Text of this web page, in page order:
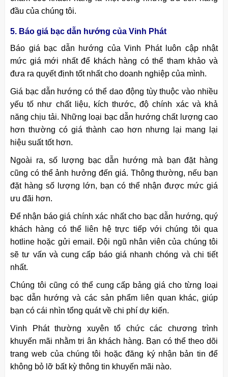
đầu của chúng tôi.
5. Báo giá bạc dẫn hướng của Vinh Phát
Báo giá bạc dẫn hướng của Vinh Phát luôn cập nhật
mức giá mới nhất để khách hàng có thể tham khảo và
đưa ra quyết định tốt nhất cho doanh nghiệp của mình.
Giá bạc dẫn hướng có thể dao động tùy thuộc vào nhiều
yếu tố như chất liệu, kích thước, độ chính xác và khả
năng chịu tải. Những loại bạc dẫn hướng chất lượng cao
hơn thường có giá thành cao hơn nhưng lại mang lại
hiệu suất tốt hơn.
Ngoài ra, số lượng bạc dẫn hướng mà bạn đặt hàng
cũng có thể ảnh hưởng đến giá. Thông thường, nếu bạn
đặt hàng số lượng lớn, bạn có thể nhận được mức giá
ưu đãi hơn.
Để nhận báo giá chính xác nhất cho bạc dẫn hướng, quý
khách hàng có thể liên hệ trực tiếp với chúng tôi qua
hotline hoặc gửi email. Đội ngũ nhân viên của chúng tôi
sẽ tư vấn và cung cấp báo giá nhanh chóng và chi tiết
nhất.
Chúng tôi cũng có thể cung cấp bảng giá cho từng loại
bạc dẫn hướng và các sản phẩm liên quan khác, giúp
bạn có cái nhìn tổng quát về chi phí dự kiến.
Vinh Phát thường xuyên tổ chức các chương trình
khuyến mãi nhằm tri ân khách hàng. Bạn có thể theo dõi
trang web của chúng tôi hoặc đăng ký nhận bản tin để
không bỏ lỡ bất kỳ thông tin khuyến mãi nào.